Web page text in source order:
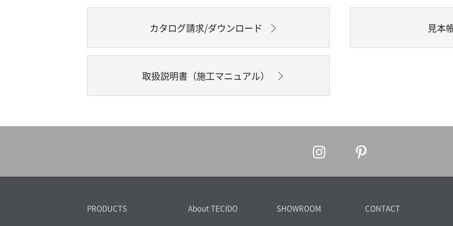
カタログ請求/ダウンロード 見本
取扱説明書（施工マニュアル）
PRODUCTS About TECIDO SHOWROOM CONTACT